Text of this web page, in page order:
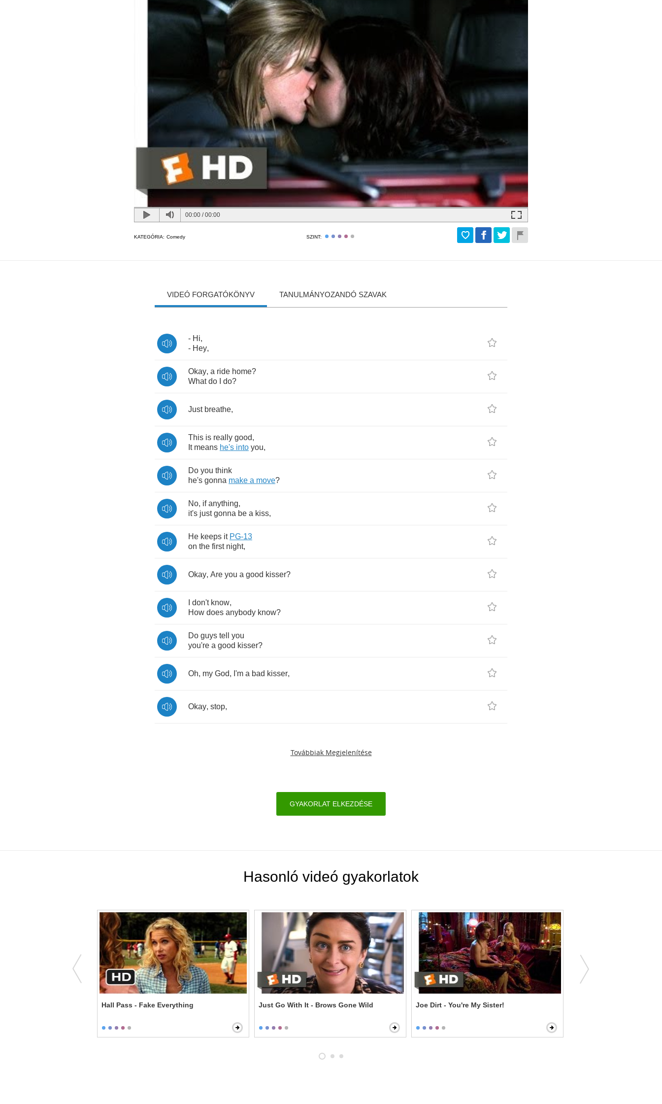
00:00 /00:00
KATEGÓRIA: Comedy SZINT:
VIDEÓ FORGATÓKÖNYV TANULMÁNYOZANDÓ SZAVAK
- Hi,
- Hey,
Okay, a ride home?
What do do?
Just breathe,
This is really good,
It means he's into you,
Do you think
he's gonna make a move?
No, if anything,
it's just gonna be a kiss,
He keeps it PG-13
on the first night,
Okay, Are you a good kisser?
don't know,
How does anybody know?
Do guys tell
you
you're a good kisser?
Oh, my God, I'm a bad kisser,
Okay, stop,
Továbbiak Megjelenítése
GYAKORLAT ELKEZDÉSE
Hasonló videó gyakorlatok
Hall Pass - Fake Everything Just Go With It - Brows Gone Wild Joe Dirt - You're My Sister!